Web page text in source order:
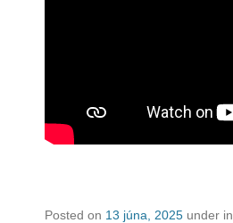
Posted on 13 júna, 2025 under in